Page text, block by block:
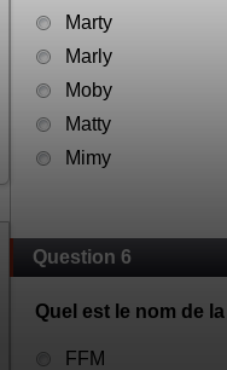
Marty
Marly
Moby
Matty
Mimy
Question 6
Quel est le nom de
FFM